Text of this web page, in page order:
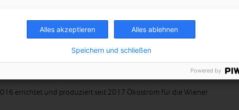
„Schneckerl“ genannt. Fotocredit: Energieleben Redaktion
im Einsatz?
errichtet und produziert seit 2017 Ökostrom für die Wiener
Alles akzeptieren Alles ablehnen
Speichern und schließen
Powered by